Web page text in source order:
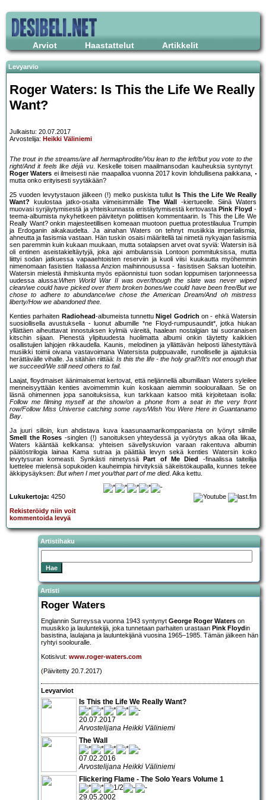
Arviot Haastattelut Artikkelit
Levyarvio
Roger Waters: Is This the Life We Really
Want?
Julkaistu: 20.07.2017
Arvostelija: Heikki Väliniemi
The trout in the streams/are all hermaphrodite/You lean to the left/but you vote to the
right/And it feels like déjà vu. Keskelle toisen maailmansodan kauheuksia syntynyt
Roger Waters ei ilmeisesti näe maapalloa vuonna 2017 kovin lohdullisena paikkana,
mutta onko erityisesti syytäkään?
25 vuoden levytystauon jälkeen (!) melko puskista tullut Is This the Life We Really
Want? kuulostaa jatko-osalta viimeisimmälle The Wall
-kiertueelle. Siinä Waters
muovasi syrjäytymisestä ja yhteiskunnasta eristäytymisestä kertovasta Pink Floyd -
teema-albumista nykyhetkeen päivitetyn poliittisen kommentaarin. Is This the Life We
Really Want? onkin majesteetillisen komeaan muotoon puettua protestilaulua Trumpin
ja Erdoganin aikakaudelta. Ja ainahan Waters on tehnyt musiikkia imperialismia,
ahneutta ja fasismia vastaan. Hän tuskin osaisi määritellä tai nimetä nykyajan fasismia
sen paremmin kuin kukaan muukaan, mutta sotalapsen arvet ovat syviä: Watersin isä
oli entinen aseistakieltäytyjä, joka ajoi ambulanssia Lontoon pommituksissa, mutta
liittyi sodan jatkuessa vapaaehtoisten reserviin ja kuoli viisi kuukautta myöhemmin
nimenomaan fasistien Italiassa Anzion maihinnousussa - fasistisen Saksan luoteihin.
Watersin mielestä ihmiskunta myös epäonnistui tuon sodan loppumisen tarjonneessa
uudessa alussa:When World War II was over/though the slate was never wiped
clean/we could have picked over them broken bones/we could have been free/But we
chose to adhere to abundance/we chose the American Dream/And oh mistress
liberty/How we abandoned thee.
Kenties parhaiten Radiohead-albumeista tunnettu Nigel Godrich on - ehkä Watersin
suosiollisella avustuksella - luonut albumille *ne Floyd-rumpusaundit*, jotka hiukan
yllättäen aiheuttavat innostuksen kylmiä väreitä, haalean nostalgian tai suoranaisen
kitschin sijaan. Pienestä ylipituudesta huolimatta albumi onkin täytetty kaikkien
osallistujien lahjojen rikkaudella. Kaunis, melodinen ja yllättävän helposti lähestyttävä
musiikki toimii oivana vastavoimana Watersista pulppuavalle, runolliselle ja ajatuksia
herättävälle vihalle. Ja sitähän riittää:Is this the life - the holy grail?/It’s not enough that
we succeed/We still need others to fail.
Laajat, floydmaiset äänimaisemat kertovat, että neljännellä albumillaan Waters syleilee
menneisyyttään kenties avoimemmin kuin koskaan aiemmin soolourallaan. Se on
läsnä ohimennen jopa sanoituksissa, kun tarkkaan katsoo mitä kirjoitetaan isolla:
Follow me filming myself at the show/on a phone from a seat in the very front
row/Follow Miss Universe catching some rays/Wish You Were Here in Guantanamo
Bay.
Ja juuri silloin, kun ahdistava kuva kaasunaamarikomppaniasta on lyönyt silmille
Smell the Roses -singlen (!) sanoituksen yhteydessä ja vyörytys alkaa olla liikaa,
Waters kääntää kelkkansa: yhteisen sävellyskuvion varaan rakentuva albumin
päätöstrilogia lainaa Kama sutraa ja päättää levyn sekä kenties Watersin koko
levytysuran komeasti. Synkästi nimetyssä
Part of Me Died
-finaalissa taiteilija
luettelee mielensä sopukoiden kauheimpia hirvityksiä säkeistökaupalla, kunnes tekee
äkkipysäyksen: But when I met you/that part of me died. Aika kettu.
Lukukertoja: 4250
Rekisteröidy niin voit
kommentoida levyä
Artistihaku
Artisti
Roger Waters
Englannin Surreyssa vuonna 1943 syntynyt George Roger Waters on
muusikko ja lauluntekijä, joka tunnetaan parhaiten urastaan Pink Floydin
basistina, laulajana ja lauluntekijänä vuosina 1965–1985. Tämän jälkeen hän
ryhtyi soolouralle.
Kotisivut: www.roger-waters.com
(Päivitetty 20.7.2017)
Levyarviot
Is This the Life We Really Want?
20.07.2017
Arvostelijana Heikki Väliniemi
The Wall
07.02.2016
Arvostelijana Heikki Väliniemi
Flickering Flame - The Solo Years Volume 1
29.05.2002